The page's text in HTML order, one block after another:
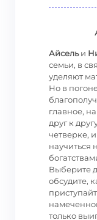
Айсельи
семьи, в
уделяют
Но в
главное,
друг к
четверке,
научиться
Выберите
обсудите,
только